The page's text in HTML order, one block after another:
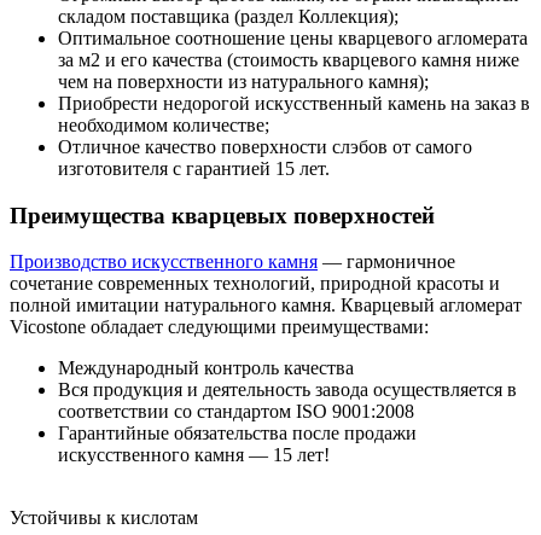
складом поставщика (раздел Коллекция);
Оптимальное соотношение цены кварцевого агломерата
за м2 и его качества (стоимость кварцевого камня ниже
чем на поверхности из натурального камня);
Приобрести недорогой искусственный камень на заказ в
необходимом количестве;
Отличное качество поверхности слэбов от самого
изготовителя с гарантией 15 лет.
Преимущества кварцевых поверхностей
Производство искусственного камня — гармоничное
сочетание современных технологий, природной красоты и
полной имитации натурального камня. Кварцевый агломерат
Vicostone обладает следующими преимуществами:
Международный контроль качества
Вся продукция и деятельность завода осуществляется в
соответствии со стандартом ISO 9001:2008
Гарантийные обязательства после продажи
искусственного камня — 15 лет!
Устойчивы к кислотам